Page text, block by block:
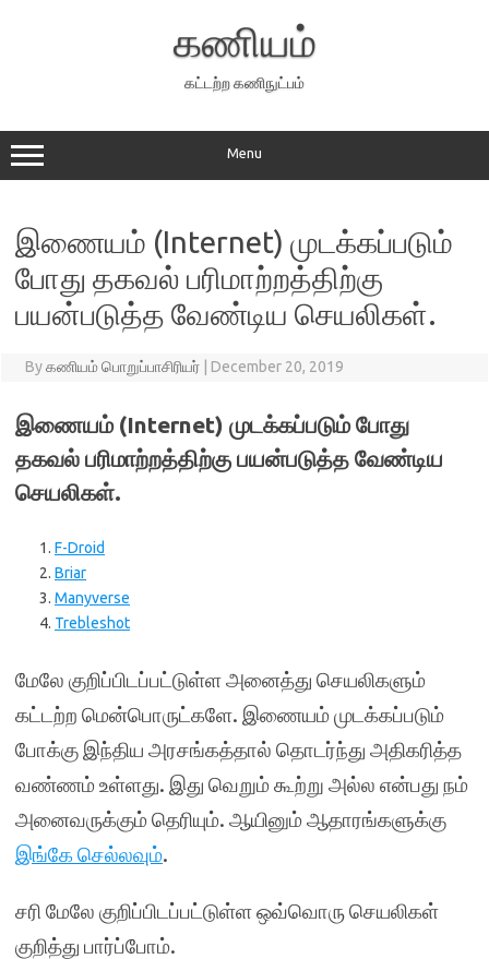
கணியம்
கட்டற்ற கணிநுட்பம்
Menu
இணையம் (Internet) முடக்கப்படும்
போது தகவல் பரிமாற்றத்திற்கு
பயன்படுத்த வேண்டிய செயலிகள்.
Byகணியம் பொறுப்பாசிரியர் December 20, 2019
இணையம் (Internet) முடக்கப்படும் போது
தகவல் பரிமாற்றத்திற்கு பயன்படுத்த வேண்டிய
செயலிகள்.
F-Droid
Briar
Manyverse
Trebleshot
மேலே குறிப்பிடப்பட்டுள்ள அனைத்து செயலிகளும்
கட்டற்ற மென்பொருட்களே. இணையம் முடக்கப்படும்
போக்கு இந்திய அரசங்கத்தால் தொடர்ந்து அதிகரித்த
வண்ணம் உள்ளது. இது வெறும் கூற்று அல்ல என்பது நம்
அனைவருக்கும் தெரியும். ஆயினும் ஆதாரங்களுக்கு
இங்கே செல்லவும்.
சரி மேலே குறிப்பிடப்பட்டுள்ள ஒவ்வொரு செயலிகள்
குறித்து பார்ப்போம்.